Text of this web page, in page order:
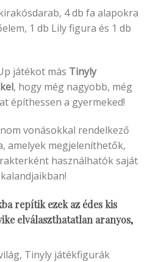
4 db fa alapokra
1 db Lily figura és 1 db
játékot más Tinyly
, hogy még nagyobb, még
építhessen a gyermeked!
vonásokkal rendelkező
amelyek megjeleníthetők,
használhatók saját
repítik ezek az édes kis
elválaszthatatlan aranyos,
Tinyly játékfigurák